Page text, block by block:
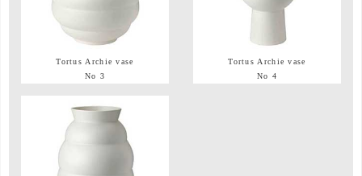
Tortus Archie vase
No 3
Tortus Archie vase
No 4